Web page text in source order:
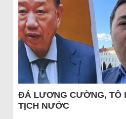
ĐÁ LƯƠNG CƯỜNG, TÔ
TỊCH NƯỚC